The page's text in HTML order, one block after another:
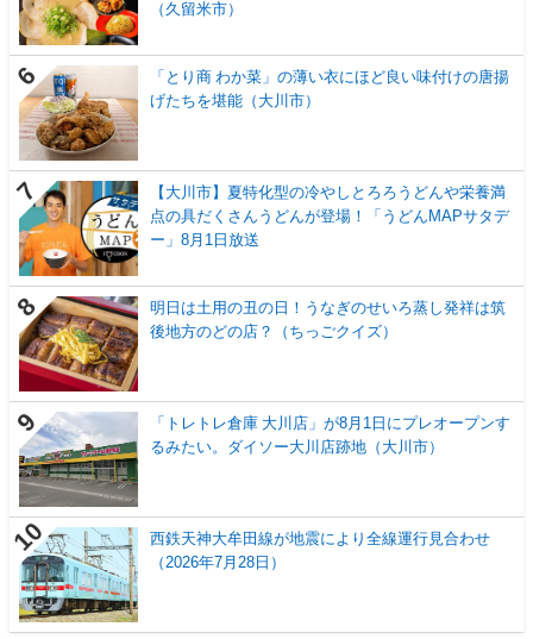
（久留米市）
「とり商 わか菜」の薄い衣にほど良い味付けの唐揚
げたちを堪能（大川市）
【大川市】夏特化型の冷やしとろろうどんや栄養満
点の具だくさんうどんが登場！「うどんMAPサタデ
ー」8月1日放送
明日は土用の丑の日！うなぎのせいろ蒸し発祥は筑
後地方のどの店？（ちっごクイズ）
「トレトレ倉庫 大川店」が8月1日にプレオープンす
るみたい。ダイソー大川店跡地（大川市）
西鉄天神大牟田線が地震により全線運行見合わせ
（2026年7月28日）